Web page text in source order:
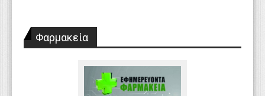
Φαρμακεία
Τεχνολογία